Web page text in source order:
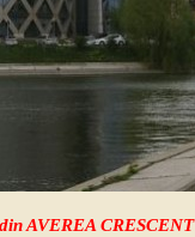
AVEREA CRESCENT